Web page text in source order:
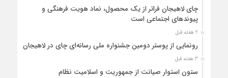
چای لاهیجان فراتر از یک محصول، نماد هویت فرهنگی و
پیوندهای اجتماعی است
2 هفته قبل
رونمایی از پوستر دومین جشنواره ملی رسانه‌ای چای در لاهیجان
3 هفته قبل
ستون استوار صیانت از جمهوریت و اسلامیت نظام